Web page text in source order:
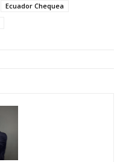
Ecuador Chequea